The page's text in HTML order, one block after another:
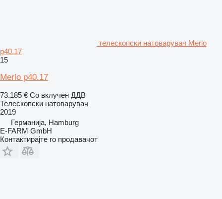
телескопски натоварувач Merlo
p40.17
15
Merlo p40.17
73.185 € Со вклучен ДДВ
Телескопски натоварувач
2019
Германија, Hamburg
E-FARM GmbH
Контактирајте го продавачот